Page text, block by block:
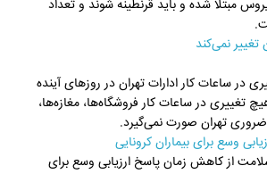
مبتلا شده‌ و باید قرنطینه شوند و تعداد
تغییر نمی‌کند
در ساعات کار ادارات تهران در روزهای آینده
در ساعات کار فروشگاه‌ها، مغازه‌ها،
ضروری تهران صورت نمی‌گیرد.
وسع برای بیماران کرونایی
از کاهش زمان پاسخ ارزیابی وسع برای